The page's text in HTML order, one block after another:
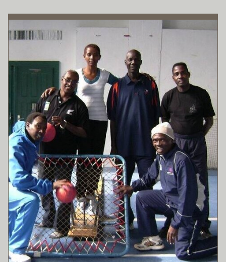
FORMATION
CYCLES
INTERNATIONAL
SUCCÈS
MÉDIAS
LECTURES
PARTENARIATS